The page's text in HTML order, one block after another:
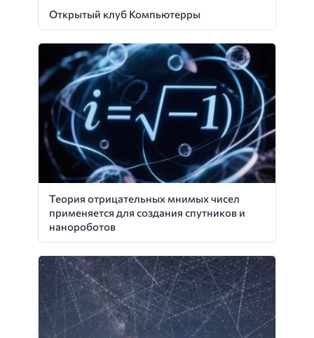
Открытый клуб Компьютерры
Теория отрицательных мнимых чисел
применяется для создания спутников и
нанороботов